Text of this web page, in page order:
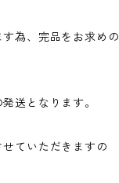
為、完品をお求めの
送となります。
ていただきますの